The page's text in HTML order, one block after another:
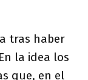
tras haber
En la idea los
que, en el